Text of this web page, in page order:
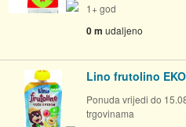
1+ god
0 m udaljeno
Lino frutolino
Ponuda vrijedi do
trgovinama